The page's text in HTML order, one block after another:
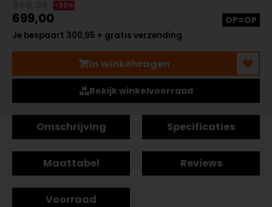
-30%
699,00
Je bespaart 300,95 + gratis verzending
OP=OP
In winkelwagen
Bekijk winkelvoorraad
Omschrijving Specificaties
Maattabel Reviews
Voorraad